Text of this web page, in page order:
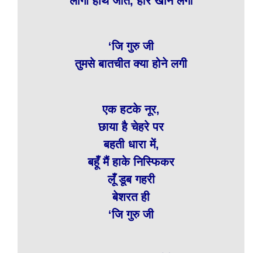
‘जि गुरु जी
तुमसे बातचीत क्या होने लगी
एक हटके नूर,
छाया है चेहरे पर
बहती धारा में,
बहूँ मैं हाके निस्फिकर
लूँ डूब गहरी
बेशरत ही
‘जि गुरु जी